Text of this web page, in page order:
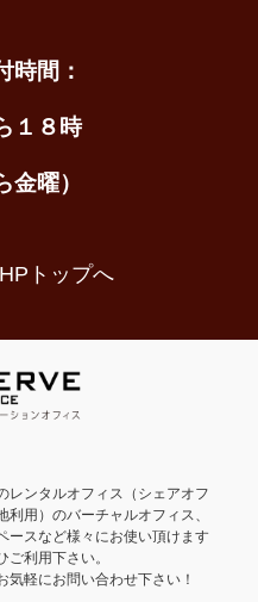
時間：
１８時
金曜）
トップへ
レンタルオフィス（シェアオフ
用）のバーチャルオフィス、
ースなど様々にお使い頂けます
利用下さい。
軽にお問い合わせ下さい！